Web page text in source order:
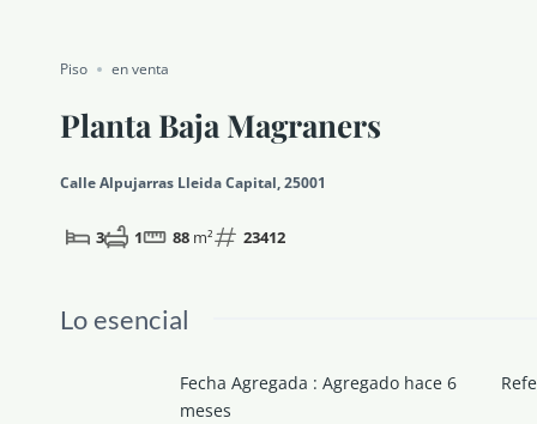
Piso en venta
Planta Baja Magraners
Calle Alpujarras Lleida Capital, 25001
3 1 88 m² 23412
Lo esencial
Fecha Agregada : Agregado hace 6
meses